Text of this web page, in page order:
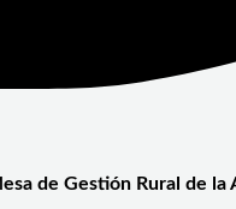
de Gestión Rural de la